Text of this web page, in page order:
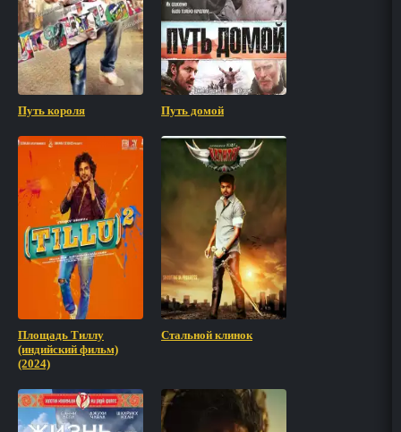
Путь короля Путь домой
Площадь Тиллу
(индийский фильм)
(2024)
Стальной клинок